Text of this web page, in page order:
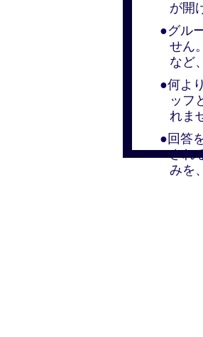
が開
●グル
せん
など
●何よ
ッフ
れま
●回答
され
みを